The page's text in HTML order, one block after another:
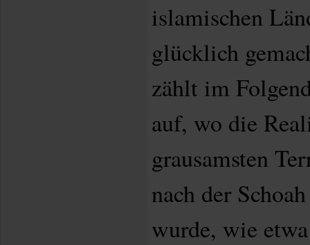
islamischen
glücklich
zählt im
auf, wo die
grausamsten
nach der
wurde, wie